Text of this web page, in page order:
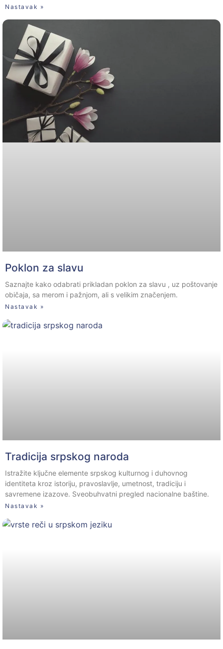
Nastavak »
Poklon za slavu
Saznajte kako odabrati prikladan poklon za slavu , uz poštovanje
običaja, sa merom i pažnjom, ali s velikim značenjem.
Nastavak »
Tradicija srpskog naroda
Istražite ključne elemente srpskog kulturnog i duhovnog
identiteta kroz istoriju, pravoslavlje, umetnost, tradiciju i
savremene izazove. Sveobuhvatni pregled nacionalne baštine.
Nastavak »